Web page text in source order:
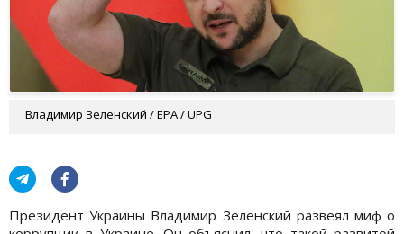
Владимир Зеленский / EPA / UPG
Президент Украины Владимир Зеленский развеял миф о